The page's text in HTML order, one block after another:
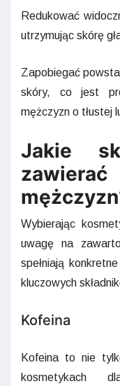
Redukować
utrzymując skórę
Zapobiegać
skóry, co jest
mężczyzn o tłustej
Jakie
Wybierając
uwagę na
spełniają
kluczowych
Kofeina
Kofeina to nie
kosmetykach